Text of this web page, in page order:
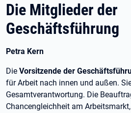
Die Mitglieder der
Geschäftsführung
Petra Kern
Die Vorsitzende der
für Arbeit nach innen und außen.
Gesamtverantwortung. Die
Chancengleichheit am